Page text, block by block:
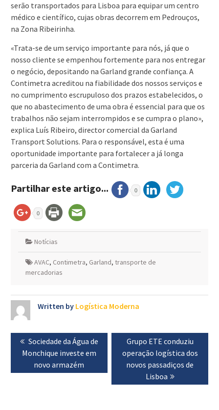
serão transportados para Lisboa para equipar um centro
médico e científico, cujas obras decorrem em Pedrouços,
na Zona Ribeirinha.
«Trata-se de um serviço importante para nós, já que o
nosso cliente se empenhou fortemente para nos entregar
o negócio, depositando na Garland grande confiança. A
Contimetra acreditou na fiabilidade dos nossos serviços e
no cumprimento escrupuloso dos prazos estabelecidos, o
que no abastecimento de uma obra é essencial para que os
trabalhos não sejam interrompidos e se cumpra o plano»,
explica Luís Ribeiro, director comercial da Garland
Transport Solutions. Para o responsável, esta é uma
oportunidade importante para fortalecer a já longa
parceria da Garland com a Contimetra.
Partilhar este artigo... 0
0
Notícias
AVAC, Contimetra, Garland, transporte de
mercadorias
Written by Logística Moderna
Navegação
de
artigos
Previous
post:
Sociedade da Água de
Monchique investe em
novo armazém
Next
post:
Grupo ETE conduziu
operação logística dos
novos passadiços de
Lisboa